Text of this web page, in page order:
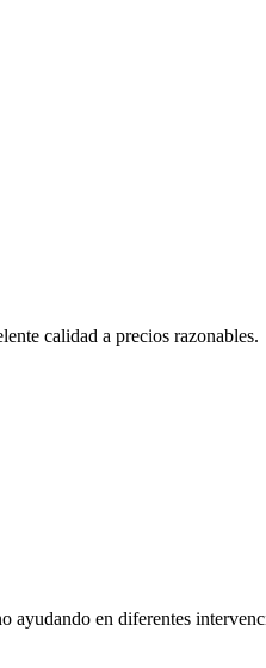
calidad a precios razonables.
en diferentes